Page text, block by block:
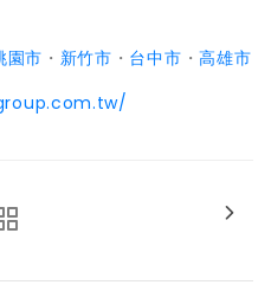
園市 ・ 新竹市 ・ 台中市 ・高雄市